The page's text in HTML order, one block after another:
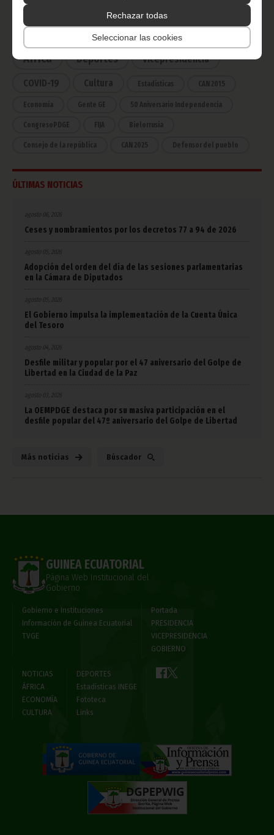
Rechazar todas
Seleccionar las cookies
CATEGORÍAS
Noticias Gobierno
Presidencia
África
Deportes Vicepresidencia
COVID-19 Cultura Estadísticas CAN 2015
Economía Gente GE 50 Aniversario Independencia
CongresoPDGE FIJA Bielorrusia
Consejo de la república CAN 2025 Defensor del pueblo
ÚLTIMAS NOTICIAS
agosto 06, 2026
Ceses y nombramientos por los decretos 77 a 94 de 2026
Adopción del orden del día de las sesiones parlamentarias
en la Cámara de Diputados
El Gobierno impulsa la implementación de la Cuenta Única
del Tesoro
agosto 04, 2026
Desfile militar y popular por el 47 aniversario del Golpe de
Libertad en la Ciudad de la Paz
La OEMPDGE destaca por su masiva participación en el
desfile popular del 47º aniversario del Golpe de Libertad
Más noticias Búscador
GUINEA ECUATORIAL
Página Web Institucional del
Gobierno
Gobierno e Instituciones
Información de Guinea Ecuatorial
TVGE
Portada
PRESIDENCIA
VICEPRESIDENCIA
GOBIERNO
NOTICIAS
ÁFRICA
ECONOMÍA
CULTURA
DEPORTES
Estadísticas INEGE
Fototeca
Links